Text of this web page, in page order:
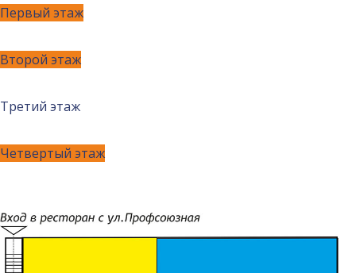
Первый этаж
Второй этаж
Третий этаж
Четвертый этаж